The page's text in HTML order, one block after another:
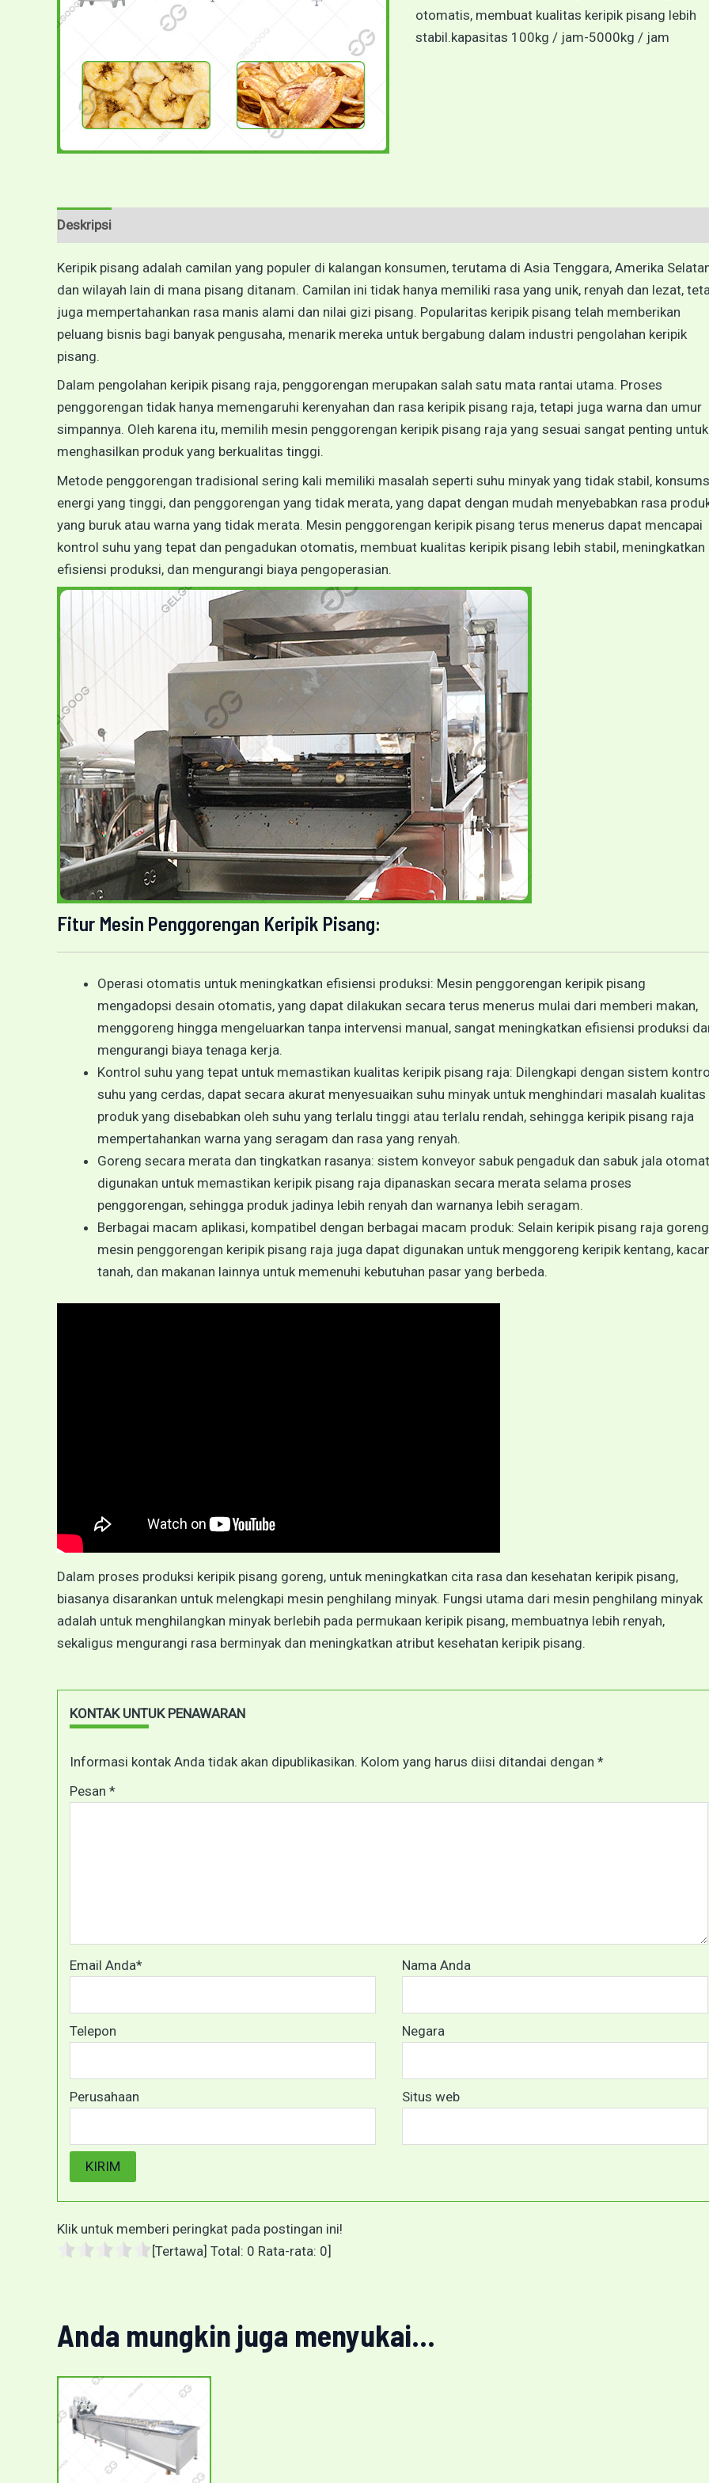
otomatis, membuat kualitas keripik pisang lebih
stabil.kapasitas 100kg / jam-5000kg / jam
Deskripsi
Keripik pisang adalah camilan yang populer di kalangan konsumen, terutama di Asia Tenggara, Amerika
dan wilayah lain di mana pisang ditanam. Camilan ini tidak hanya memiliki rasa yang unik, renyah dan lezat,
juga mempertahankan rasa manis alami dan nilai gizi pisang. Popularitas keripik pisang telah memberikan
peluang bisnis bagi banyak pengusaha, menarik mereka untuk bergabung dalam industri pengolahan keripik
pisang.
Dalam pengolahan keripik pisang raja, penggorengan merupakan salah satu mata rantai utama. Proses
penggorengan tidak hanya memengaruhi kerenyahan dan rasa keripik pisang raja, tetapi juga warna dan umur
simpannya. Oleh karena itu, memilih mesin penggorengan keripik pisang raja yang sesuai sangat penting untuk
menghasilkan produk yang berkualitas tinggi.
Metode penggorengan tradisional sering kali memiliki masalah seperti suhu minyak yang tidak stabil,
energi yang tinggi, dan penggorengan yang tidak merata, yang dapat dengan mudah menyebabkan rasa
yang buruk atau warna yang tidak merata. Mesin penggorengan keripik pisang terus menerus dapat mencapai
kontrol suhu yang tepat dan pengadukan otomatis, membuat kualitas keripik pisang lebih stabil, meningkatkan
efisiensi produksi, dan mengurangi biaya pengoperasian.
Fitur Mesin Penggorengan Keripik Pisang:
Operasi otomatis untuk meningkatkan efisiensi produksi: Mesin penggorengan keripik pisang
mengadopsi desain otomatis, yang dapat dilakukan secara terus menerus mulai dari memberi makan,
menggoreng hingga mengeluarkan tanpa intervensi manual, sangat meningkatkan efisiensi produksi
mengurangi biaya tenaga kerja.
Kontrol suhu yang tepat untuk memastikan kualitas keripik pisang raja: Dilengkapi dengan sistem
suhu yang cerdas, dapat secara akurat menyesuaikan suhu minyak untuk menghindari masalah kualitas
produk yang disebabkan oleh suhu yang terlalu tinggi atau terlalu rendah, sehingga keripik pisang raja
mempertahankan warna yang seragam dan rasa yang renyah.
Goreng secara merata dan tingkatkan rasanya: sistem konveyor sabuk pengaduk dan sabuk jala
digunakan untuk memastikan keripik pisang raja dipanaskan secara merata selama proses
penggorengan, sehingga produk jadinya lebih renyah dan warnanya lebih seragam.
Berbagai macam aplikasi, kompatibel dengan berbagai macam produk: Selain keripik pisang raja
mesin penggorengan keripik pisang raja juga dapat digunakan untuk menggoreng keripik kentang,
tanah, dan makanan lainnya untuk memenuhi kebutuhan pasar yang berbeda.
Dalam proses produksi keripik pisang goreng, untuk meningkatkan cita rasa dan kesehatan keripik pisang,
biasanya disarankan untuk melengkapi mesin penghilang minyak. Fungsi utama dari mesin penghilang minyak
adalah untuk menghilangkan minyak berlebih pada permukaan keripik pisang, membuatnya lebih renyah,
sekaligus mengurangi rasa berminyak dan meningkatkan atribut kesehatan keripik pisang.
KONTAK UNTUK PENAWARAN
Informasi kontak Anda tidak akan dipublikasikan. Kolom yang harus diisi ditandai dengan *
Pesan *
Email Anda* Nama Anda
Telepon Negara
Perusahaan Situs web
Klik untuk memberi peringkat pada postingan ini!
[Tertawa] Total: 0 Rata-rata: 0]
Anda mungkin juga menyukai...